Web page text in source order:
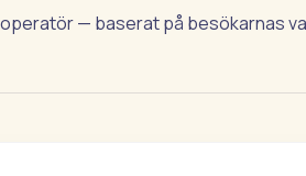
— baserat på besökarnas